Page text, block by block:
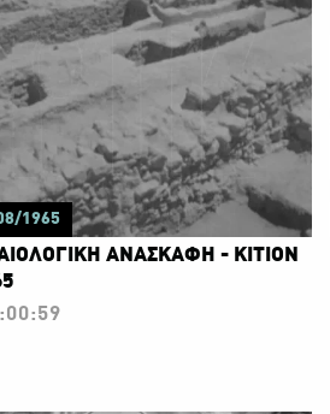
1965
ΑΝΑΣΚΑΦΗ - ΚΙΤΙΟΝ